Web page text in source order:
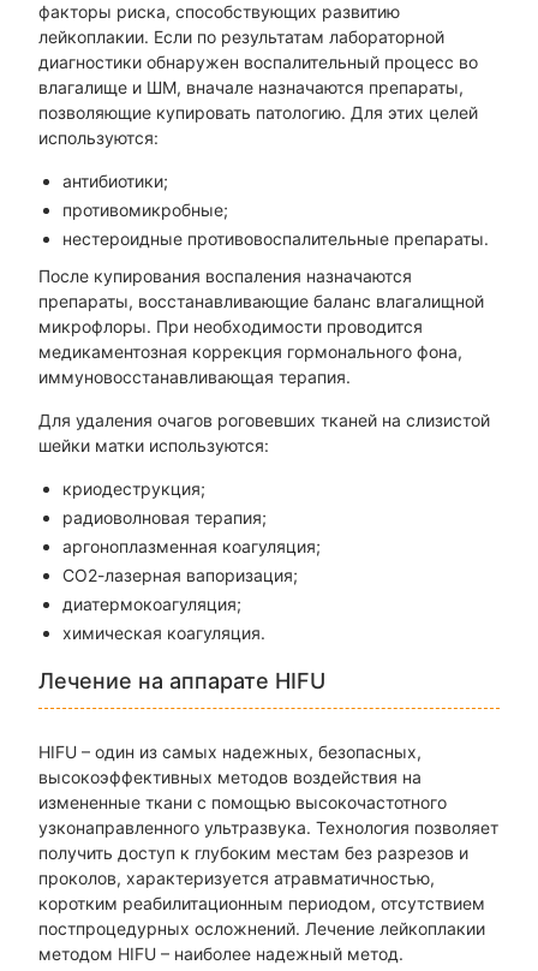
факторы риска, способствующих развитию
лейкоплакии. Если по результатам лабораторной
диагностики обнаружен воспалительный процесс во
влагалище и ШМ, вначале назначаются препараты,
позволяющие купировать патологию. Для этих целей
используются:
антибиотики;
противомикробные;
нестероидные противовоспалительные препараты.
После купирования воспаления назначаются
препараты, восстанавливающие баланс влагалищной
микрофлоры. При необходимости проводится
медикаментозная коррекция гормонального фона,
иммуновосстанавливающая терапия.
Для удаления очагов роговевших тканей на слизистой
шейки матки используются:
криодеструкция;
радиоволновая терапия;
аргоноплазменная коагуляция;
СО2-лазерная вапоризация;
диатермокоагуляция;
химическая коагуляция.
Лечение на аппарате HIFU
HIFU – один из самых надежных, безопасных,
высокоэффективных методов воздействия на
измененные ткани с помощью высокочастотного
узконаправленного ультразвука. Технология позволяет
получить доступ к глубоким местам без разрезов и
проколов, характеризуется атравматичностью,
коротким реабилитационным периодом, отсутствием
постпроцедурных осложнений. Лечение лейкоплакии
методом HIFU – наиболее надежный метод.